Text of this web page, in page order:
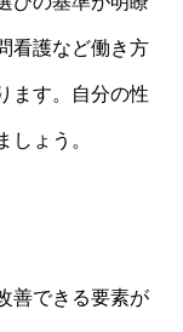
看護など働き方
ます。自分の性
しょう。
善できる要素が